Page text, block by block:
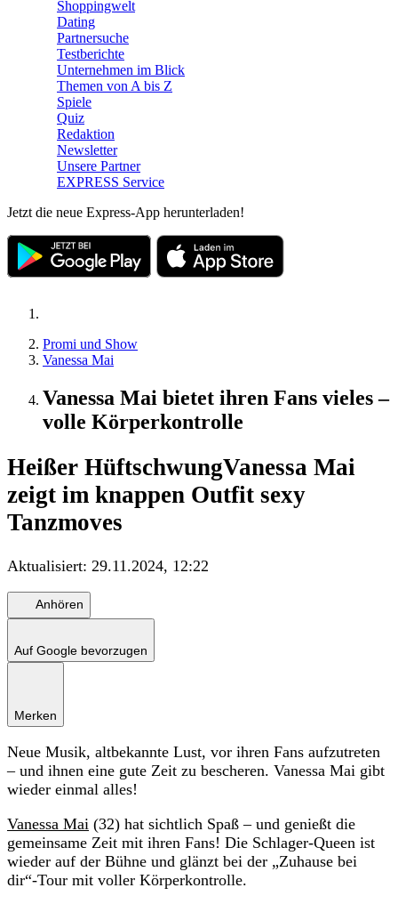
Shoppingwelt
Dating
Partnersuche
Testberichte
Unternehmen im Blick
Themen von A bis Z
Spiele
Quiz
Redaktion
Newsletter
Unsere Partner
EXPRESS Service
Jetzt die neue Express-App herunterladen!
Promi und Show
Vanessa Mai
Vanessa Mai bietet ihren Fans vieles –
volle Körperkontrolle
Heißer HüftschwungVanessa Mai
zeigt im knappen Outfit sexy
Tanzmoves
Aktualisiert: 29.11.2024, 12:22
Anhören
Auf Google bevorzugen
Merken
Neue Musik, altbekannte Lust, vor ihren Fans aufzutreten
– und ihnen eine gute Zeit zu bescheren. Vanessa Mai gibt
wieder einmal alles!
Vanessa Mai (32) hat sichtlich Spaß – und genießt die
gemeinsame Zeit mit ihren Fans! Die Schlager-Queen ist
wieder auf der Bühne und glänzt bei der „Zuhause bei
dir“-Tour mit voller Körperkontrolle.